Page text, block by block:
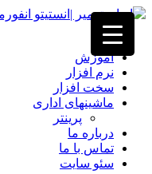
خانه
آموزش
نرم افزار
سخت افزار
ماشینهای اداری
پرینتر
درباره ما
تماس با ما
سئو سایت